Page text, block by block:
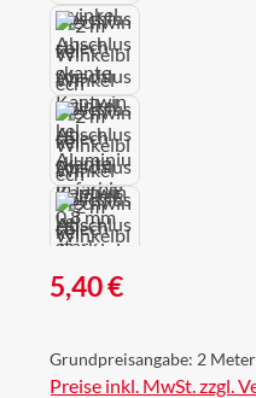
Regulärer Preis:
5,40 €
Grundpreisangabe: 2 Meter
Preise inkl. MwSt. zzgl.